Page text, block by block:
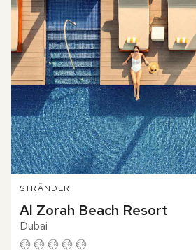
STRÄNDER
Al Zorah Beach Resort
Dubai